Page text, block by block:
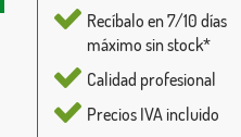
Recíbalo en 7/10 días
máximo sin stock*
Calidad profesional
Precios IVA incluido